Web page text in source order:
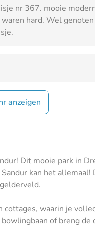
nr 367. mooie
hard. Wel
anzeigen
Dit mooie park in
kan het
waarin je
of breng